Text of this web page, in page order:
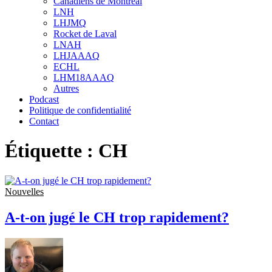
sub
menu
LNH
LHJMQ
Rocket de Laval
LNAH
LHJAAAQ
ECHL
LHM18AAAQ
Autres
Podcast
Politique de confidentialité
Contact
Étiquette : CH
Nouvelles
A-t-on jugé le CH trop rapidement?